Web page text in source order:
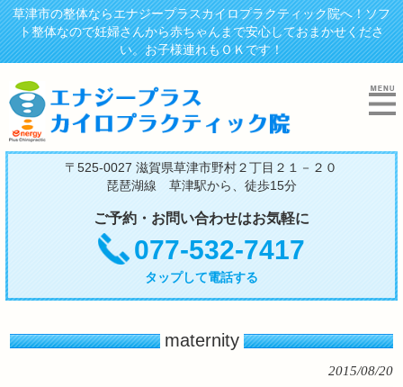
草津市の整体ならエナジープラスカイロプラクティック院へ！ソフ
ト整体なので妊婦さんから赤ちゃんまで安心しておまかせくださ
い。お子様連れもＯＫです！
〒525-0027 滋賀県草津市野村２丁目２１－２０
琵琶湖線 草津駅から、徒歩15分
ご予約・お問い合わせはお気軽に
077-532-7417
タップして電話する
maternity
2015/08/20